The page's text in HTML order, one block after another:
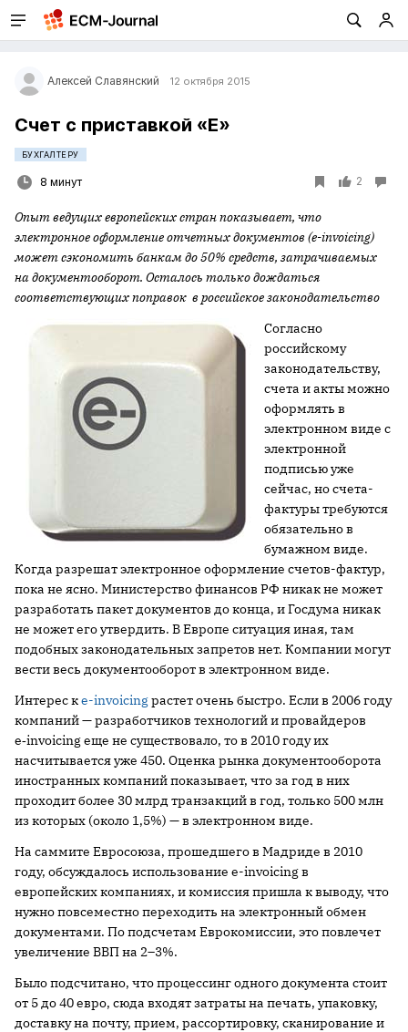
Алексей Славянский 12 октября 2015
Счет с приставкой «E»
БУХГАЛТЕРУ
8 минут 2
Опыт ведущих европейских стран показывает, что
электронное оформление отчетных документов (e-invoicing)
может сэкономить банкам до 50% средств, затрачиваемых
на документооборот. Осталось только дождаться
соответствующих поправок в российское законодательство
Cогласно
российскому
законодательству,
счета и акты можно
оформлять в
электронном виде с
электронной
подписью уже
сейчас, но счета-
фактуры требуются
обязательно в
бумажном виде.
Когда разрешат электронное оформление счетов-фактур,
пока не ясно. Министерство финансов РФ никак не может
разработать пакет документов до конца, и Госдума никак
не может его утвердить. В Европе ситуация иная, там
подобных законодательных запретов нет. Компании могут
вести весь документооборот в электронном виде.
Интерес кe-invoicingрастет очень быстро. Если в 2006 году
компаний — разработчиков технологий и провайдеров
е‑invoicing еще не существовало, то в 2010 году их
насчитывается уже 450. Оценка рынка документооборота
иностранных компаний показывает, что за год в них
проходит более 30 млрд транзакций в год, только 500 млн
из которых (около 1,5%) — в электронном виде.
На саммите Евросоюза, прошедшего в Мадриде в 2010
году, обсуждалось использование е-invoicing в
европейских компаниях, и комиссия пришла к выводу, что
нужно повсеместно переходить на электронный обмен
документами. По подсчетам Еврокомиссии, это повлечет
увеличение ВВП на 2–3%.
Было подсчитано, что процессинг одного документа стоит
от 5 до 40 евро, сюда входят затраты на печать, упаковку,
доставку на почту, прием, рассортировку, сканирование и